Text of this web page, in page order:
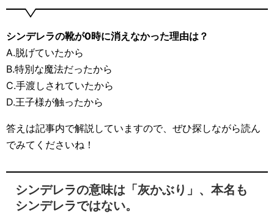
シンデレラの靴が0時に消えなかった理由は？
A.脱げていたから
B.特別な魔法だったから
C.手渡しされていたから
D.王子様が触ったから
答えは記事内で解説していますので、ぜひ探しながら読ん
でみてくださいね！
シンデレラの意味は「灰かぶり」、本名も
シンデレラではない。